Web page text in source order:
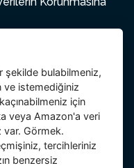
şekilde bulabilmeniz,
ve istemediğiniz
için
veya Amazon'a veri
var. Görmek.
tercihleriniz
benzersiz